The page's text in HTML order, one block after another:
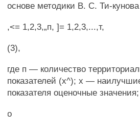
основе методики В. С. Ти-
,<= 1,2,3,„п, ]= 1,2,3,...,т,
(3),
где п — количество
показателей (х^); х —
показателя оценочные
о